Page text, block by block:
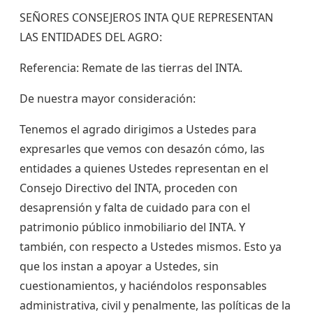
SEÑORES CONSEJEROS INTA QUE REPRESENTAN
LAS ENTIDADES DEL AGRO:
Referencia: Remate de las tierras del INTA.
De nuestra mayor consideración:
Tenemos el agrado dirigimos a Ustedes para
expresarles que vemos con desazón cómo, las
entidades a quienes Ustedes representan en el
Consejo Directivo del INTA, proceden con
desaprensión y falta de cuidado para con el
patrimonio público inmobiliario del INTA. Y
también, con respecto a Ustedes mismos. Esto ya
que los instan a apoyar a Ustedes, sin
cuestionamientos, y haciéndolos responsables
administrativa, civil y penalmente, las políticas de la